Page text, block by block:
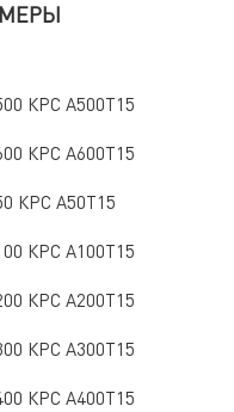
КРС А500Т15
КРС А600Т15
КРС А50Т15
КРС А100Т15
КРС А200Т15
КРС А300Т15
КРС А400Т15